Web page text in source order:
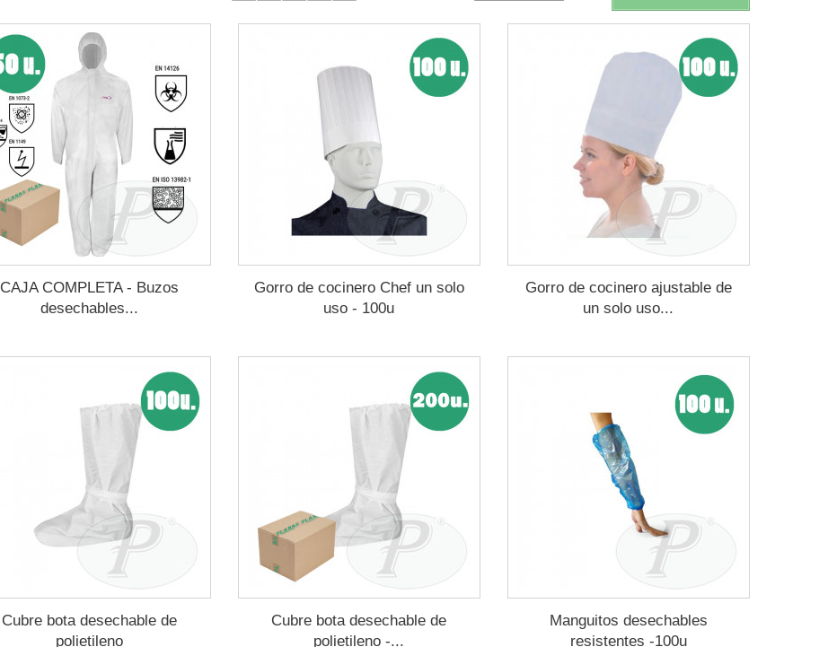
CAJA COMPLETA - Buzos
desechables...
Gorro de cocinero Chef un solo
uso - 100u
Gorro de cocinero ajustable de
un solo uso...
Cubre bota desechable de
polietileno
Cubre bota desechable de
polietileno -...
Manguitos desechables
resistentes -100u